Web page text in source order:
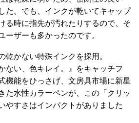
た。でも、インクが乾いてキャップ
る時に指先が汚れたりするので、そ
ーザーも多かったのです。
乾かない特殊インクを採用。
ない、色キレイ。』をキャッチフ
機能をひっさげ、文房具市場に新星
た水性カラーペンが、この「クリッ
やすさはインパクトがありました